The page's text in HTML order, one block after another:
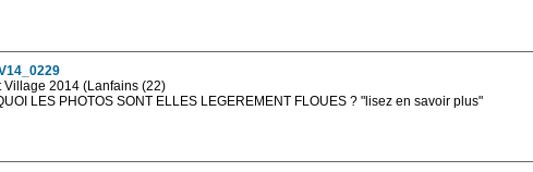
Village 2014 (Lanfains (22)
LES PHOTOS SONT ELLES LEGEREMENT FLOUES ? "lisez en savoir plus"